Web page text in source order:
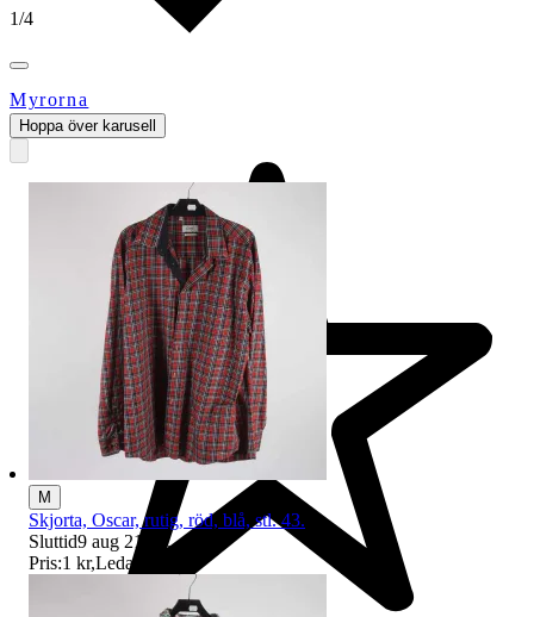
1/4
Myrorna
Hoppa över karusell
M
Skjorta, Oscar, rutig, röd, blå, stl. 43.
Sluttid9 aug 21:58 .
Pris:1 kr,Ledande bud